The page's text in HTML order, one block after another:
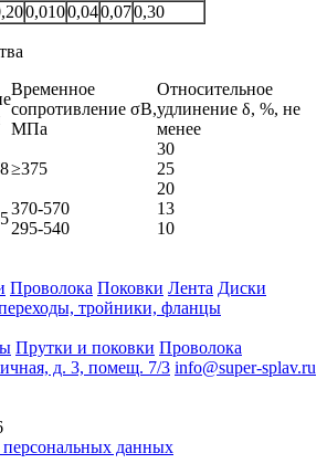
0,0100,040,070,30
Временное
сопротивление σB,
МПа
Относительное
удлинение δ, %, не
менее
≥375
30
25
20
370-570
13
295-540 10
Проволока Поковки Лента Диски
тройники, фланцы
Прутки и поковки Проволока
д. 3, помещ. 7/3 info@super-splav.ru
данных